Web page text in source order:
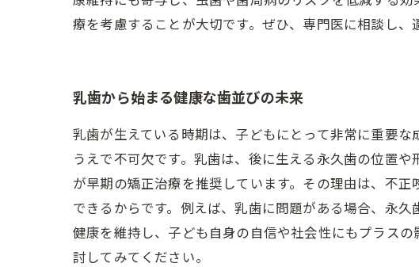
療を考慮することが大切です。ぜひ、専門医に相談し、
乳歯から始まる健康な歯並びの未来
乳歯が生えている時期は、子どもにとって非常に重要
うえで不可欠です。乳歯は、後に生える永久歯の位置
が早期の矯正治療を推奨しています。その理由は、不
できるからです。例えば、乳歯に問題がある場合、永
健康を維持し、子ども自身の自信や社会性にもプラス
討してみてください。